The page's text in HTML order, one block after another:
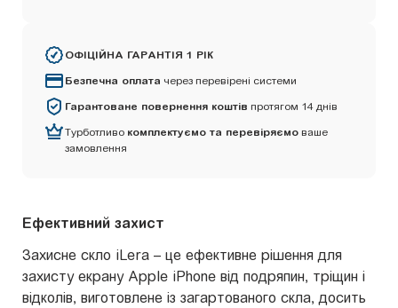
ОФІЦІЙНА ГАРАНТІЯ 1 РІК
Безпечна оплата через перевірені системи
Гарантоване повернення коштів протягом 14 днів
Турботливо комплектуємо та перевіряємо ваше
замовлення
Ефективний захист
Захисне скло iLera – це ефективне рішення для
захисту екрану Apple iPhone від подряпин, тріщин і
відколів, виготовлене із загартованого скла, досить